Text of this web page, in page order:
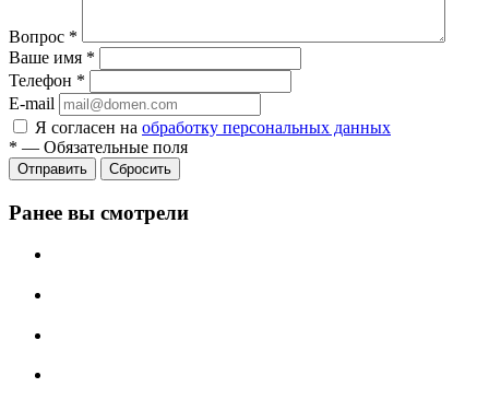
Вопрос *
Ваше имя *
Телефон *
E-mail
Я согласен на обработку персональных данных
* — Обязательные поля
Сбросить
Ранее вы смотрели